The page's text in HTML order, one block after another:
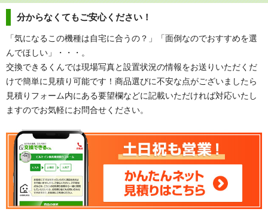
分からなくてもご安心ください！
「気になるこの機種は自宅に合うの？」「面倒なのでおすすめを選
んでほしい」・・・。
交換できるくんでは現場写真と設置状況の情報をお送りいただくだ
けで簡単に見積り可能です！商品選びに不安な点がございましたら
見積りフォーム内にある要望欄などに記載いただければ対応いたし
ますのでお気軽にお問合せください。